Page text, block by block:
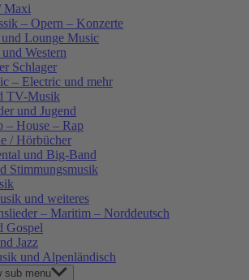
Maxi
– Opern – Konzerte
Lounge Music
Western
Schlager
– Electric und mehr
TV-Musik
und Jugend
– House – Rap
/ Hörbücher
und Big-Band
Stimmungsmusik
und weiteres
– Maritim – Norddeutsch
Gospel
Jazz
und Alpenländisch
sub menu